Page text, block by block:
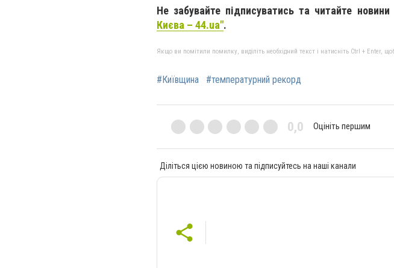
Не забувайте підписуватись та читайте
Києва – 44.ua".
Якщо ви помітили помилку, виділіть необхідний текст і натисніть Ctrl + Enter,
#Київщина #температурний рекорд
0,0 Оцініть першим
Діліться цією новиною та підписуйтесь на наші канали